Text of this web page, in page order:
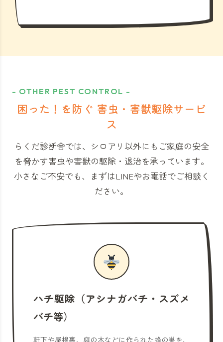
- OTHER PEST CONTROL -
困った！を防ぐ 害虫・害獣駆除サービ
ス
らくだ診断舎では、シロアリ以外にもご家庭の安全
を脅かす害虫や害獣の駆除・退治を承っています。
小さなご不安でも、まずはLINEやお電話でご相談く
ださい。
ハチ駆除（アシナガバチ・スズメ
バチ等）
軒下や屋根裏、庭の木などに作られた蜂の巣を、